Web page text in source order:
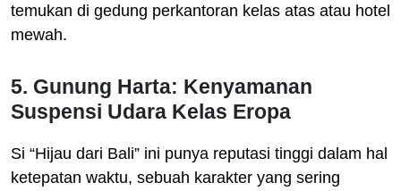
temukan di gedung perkantoran kelas atas atau hotel
mewah.
5. Gunung Harta: Kenyamanan
Suspensi Udara Kelas Eropa
Si “Hijau dari Bali” ini punya reputasi tinggi dalam hal
ketepatan waktu, sebuah karakter yang sering